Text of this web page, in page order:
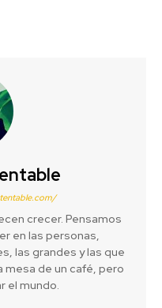
crecer. Pensamos
en las personas,
las grandes y las que
mesa de un café, pero
el mundo.